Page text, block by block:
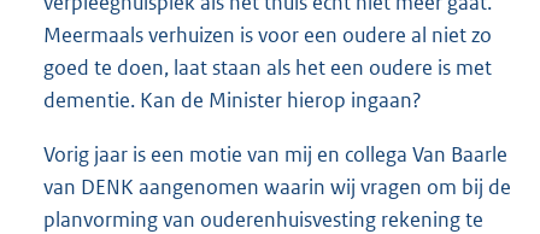
Meermaals verhuizen is voor een oudere al niet zo
goed te doen, laat staan als het een oudere is met
dementie. Kan de Minister hierop ingaan?
Vorig jaar is een motie van mij en collega Van Baarle
van DENK aangenomen waarin wij vragen om bij de
planvorming van ouderenhuisvesting rekening te